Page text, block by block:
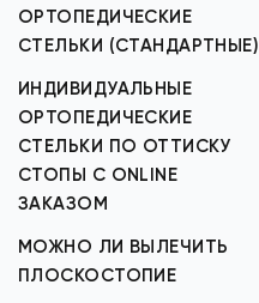
ОРТОПЕДИЧЕСКИЕ
СТЕЛЬКИ (СТАНДАРТНЫЕ)
ИНДИВИДУАЛЬНЫЕ
ОРТОПЕДИЧЕСКИЕ
СТЕЛЬКИ ПО ОТТИСКУ
СТОПЫ С ONLINE
ЗАКАЗОМ
МОЖНО ЛИ ВЫЛЕЧИТЬ
ПЛОСКОСТОПИЕ